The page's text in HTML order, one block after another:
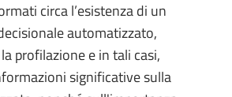
circa l’esistenza di un
automatizzato,
profilazione e in tali casi,
significative sulla